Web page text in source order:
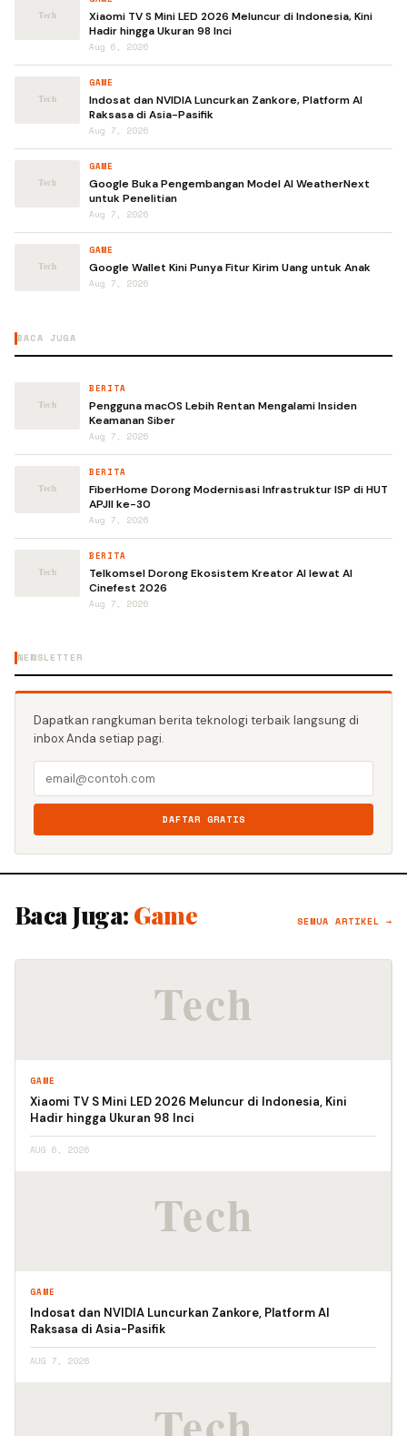
Xiaomi TV S Mini LED 2026 Meluncur di Indonesia, Kini
Hadir hingga Ukuran 98 Inci
Aug 6, 2026
GAME
Indosat dan NVIDIA Luncurkan Zankore, Platform AI
Raksasa di Asia-Pasifik
Aug 7, 2026
GAME
Google Buka Pengembangan Model AI WeatherNext
untuk Penelitian
Aug 7, 2026
GAME
Google Wallet Kini Punya Fitur Kirim Uang untuk Anak
Aug 7, 2026
BACA JUGA
BERITA
Pengguna macOS Lebih Rentan Mengalami Insiden
Keamanan Siber
Aug 7, 2026
BERITA
FiberHome Dorong Modernisasi Infrastruktur ISP di HUT
APJII ke-30
Aug 7, 2026
BERITA
Telkomsel Dorong Ekosistem Kreator AI lewat AI
Cinefest 2026
Aug 7, 2026
NEWSLETTER
Dapatkan rangkuman berita teknologi terbaik langsung di
inbox Anda setiap pagi.
DAFTAR GRATIS
Baca Juga: Game SEMUA ARTIKEL →
GAME
Xiaomi TV S Mini LED 2026 Meluncur di Indonesia, Kini
Hadir hingga Ukuran 98 Inci
AUG 6, 2026
GAME
Indosat dan NVIDIA Luncurkan Zankore, Platform AI
Raksasa di Asia-Pasifik
AUG 7, 2026